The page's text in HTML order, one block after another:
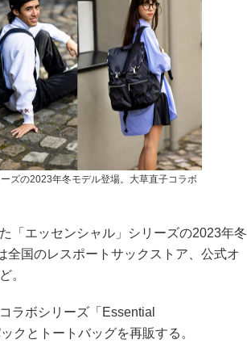
ズの2023年冬モデル登場。大草直子コラボ
「エッセンシャル」シリーズの2023年冬
全国のレスポートサックストア、公式オ
。
ラボシリーズ「Essential
クとトートバッグを再販する。